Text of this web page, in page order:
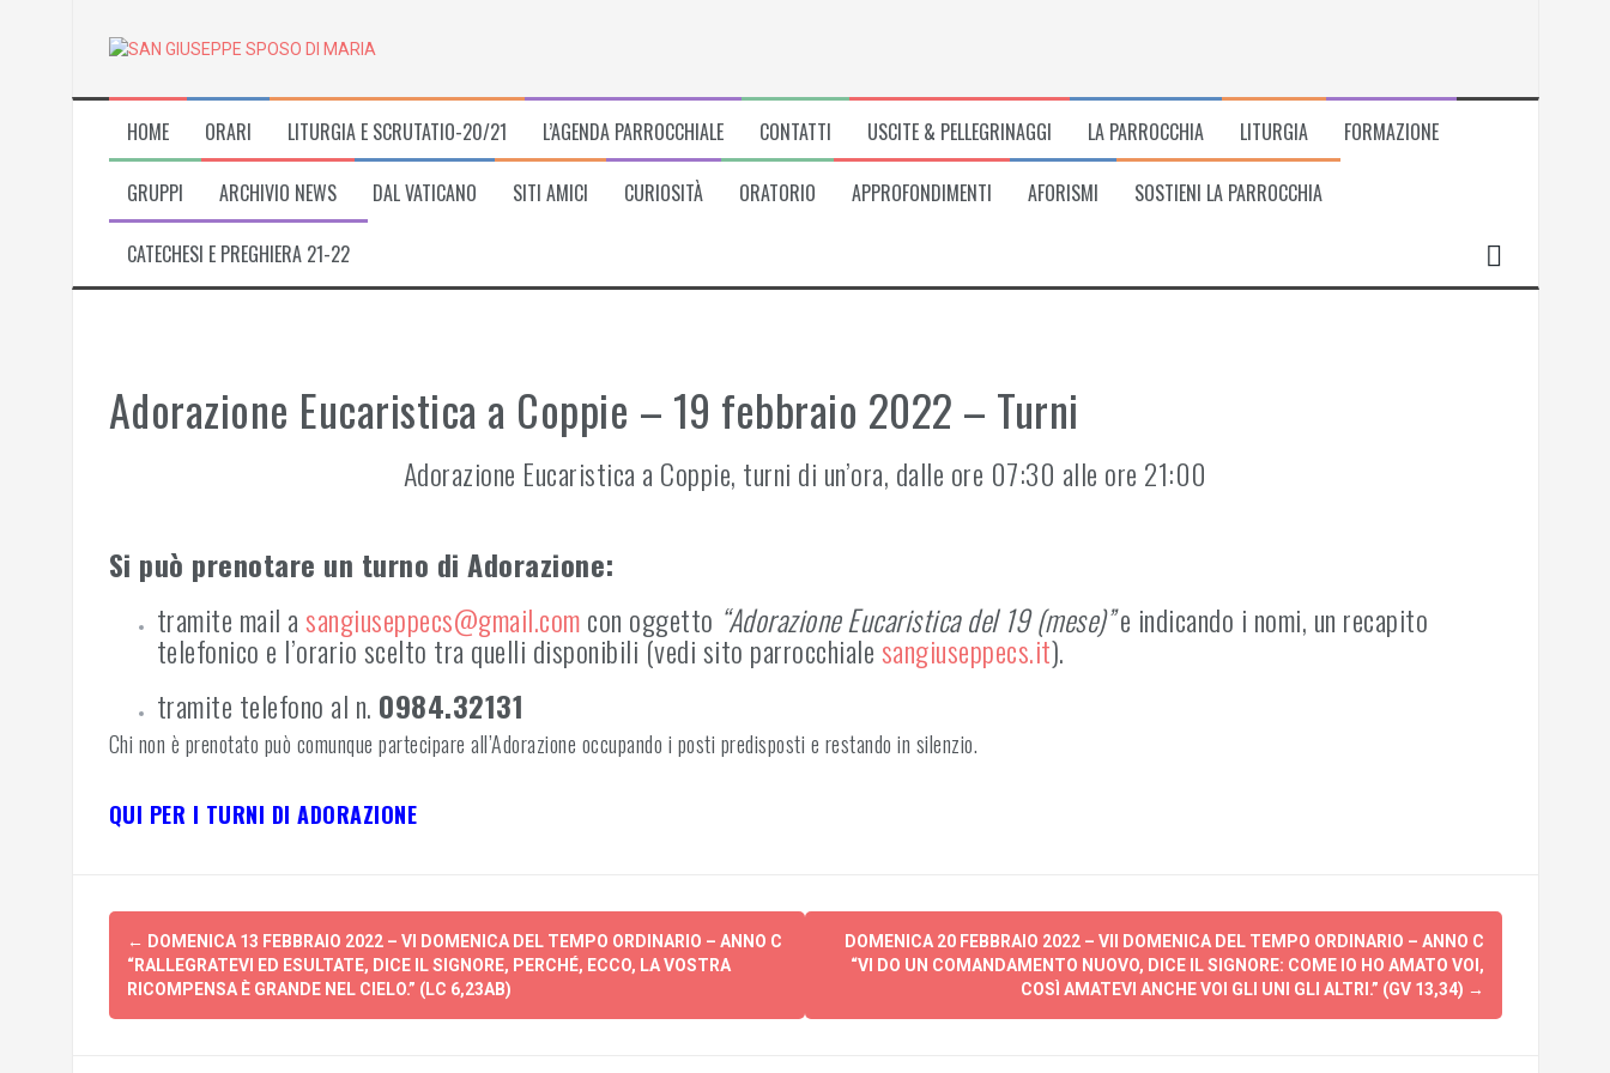
HOME ORARI LITURGIA E SCRUTATIO-20/21 L’AGENDA PARROCCHIALE CONTATTI USCITE & PELLEGRINAGGI LA PARROCCHIA LITURGIA FORMAZIONE
GRUPPI ARCHIVIO NEWS DAL VATICANO SITI AMICI CURIOSITÀ ORATORIO APPROFONDIMENTI AFORISMI SOSTIENI LA PARROCCHIA
CATECHESI E PREGHIERA 21-22
Adorazione Eucaristica a Coppie – 19 febbraio 2022 – Turni
Adorazione Eucaristica a Coppie, turni di un’ora, dalle ore 07:30 alle ore 21:00
Si può prenotare un turno di Adorazione:
tramite mail asangiuseppecs@gmail.comcon oggetto “Adorazione Eucaristica del 19 (mese)”e indicando i nomi, un recapito
telefonico e l’orario scelto tra quelli disponibili (vedi sito parrocchialesangiuseppecs.it).
tramite telefono al n. 0984.32131
Chi non è prenotato può comunque partecipare all’Adorazione occupando i posti predisposti e restando in silenzio.
QUI PER I TURNI DI ADORAZIONE
Post
navigation
← DOMENICA 13 FEBBRAIO 2022 – VI DOMENICA DEL TEMPO ORDINARIO – ANNO C
“RALLEGRATEVI ED ESULTATE, DICE IL SIGNORE, PERCHÉ, ECCO, LA VOSTRA
RICOMPENSA È GRANDE NEL CIELO.” (LC 6,23AB)
DOMENICA 20 FEBBRAIO 2022 – VII DOMENICA DEL TEMPO ORDINARIO – ANNO C
“VI DO UN COMANDAMENTO NUOVO, DICE IL SIGNORE: COME IO HO AMATO VOI,
COSÌ AMATEVI ANCHE VOI GLI UNI GLI ALTRI.” (GV 13,34) →